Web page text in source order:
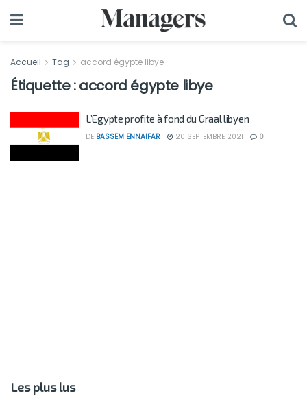
Accueil Tag accord égypte libye
Étiquette :accord égypte libye
L’Egypte profite à fond du Graal libyen
DE BASSEM ENNAIFAR 20 SEPTEMBRE 2021 0
Les plus lus